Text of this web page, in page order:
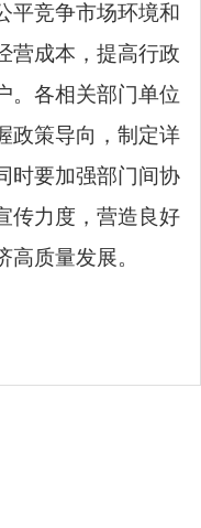
平竞争市场环境和
营成本，提高行政
。各相关部门单位
政策导向，制定详
时要加强部门间协
传力度，营造良好
质量发展。